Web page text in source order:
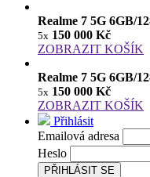
Realme 7 5G 6GB/
5x 150 000 Kč
ZOBRAZIT KOŠÍK
Realme 7 5G 6GB/
5x 150 000 Kč
ZOBRAZIT KOŠÍK
Přihlásit
Emailová adresa
Heslo
PŘIHLÁSIT SE